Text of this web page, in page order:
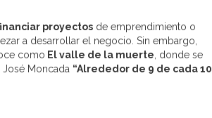
proyectos de emprendimiento o
a desarrollar el negocio. Sin embargo,
como El valle de la muerte , donde se
Moncada “Alrededor de 9 de cada 10